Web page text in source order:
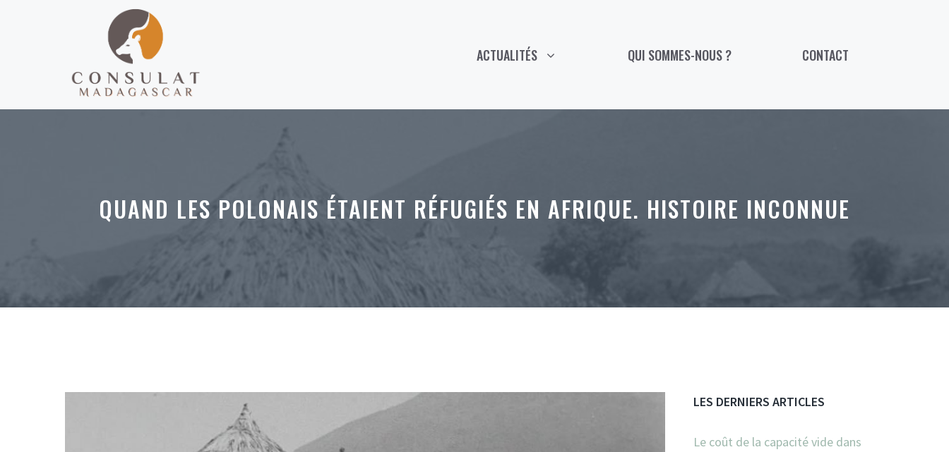
ACTUALITÉS QUI SOMMES-NOUS ? CONTACT
QUAND LES POLONAIS ÉTAIENT RÉFUGIÉS EN AFRIQUE. HISTOIRE INCONNUE
LES DERNIERS ARTICLES
Le coût de la capacité vide dans